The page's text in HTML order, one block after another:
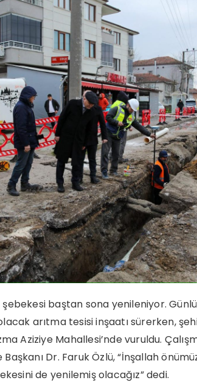
şebekesi baştan sona yenileniyor.
arıtma tesisi inşaatı sürerken,
Aziziye Mahallesi’nde vuruldu.
Dr. Faruk Özlü, “İnşallah
de yenilemiş olacağız” dedi.